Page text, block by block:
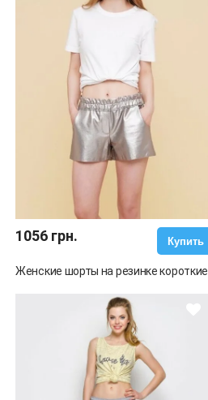
1056 грн. Купить
Женские шорты на резинке короткие